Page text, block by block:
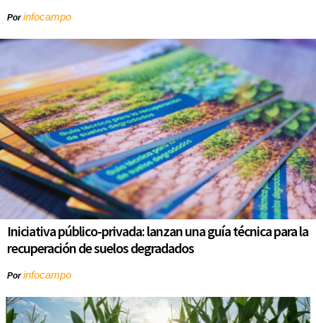
Porinfocampo
Iniciativa público-privada: lanzan una guía técnica para la
recuperación de suelos degradados
Porinfocampo